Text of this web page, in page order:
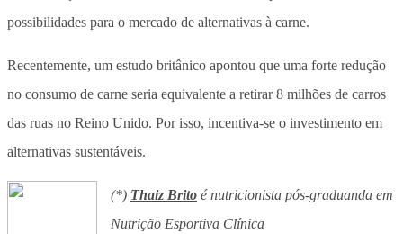
possibilidades para o mercado de alternativas à carne.
Recentemente, um estudo britânico apontou que uma forte redução
no consumo de carne seria equivalente a retirar 8 milhões de carros
das ruas no Reino Unido. Por isso, incentiva-se o investimento em
alternativas sustentáveis.
(*) Thaiz Brito é nutricionista pós-graduanda em
Nutrição Esportiva Clínica